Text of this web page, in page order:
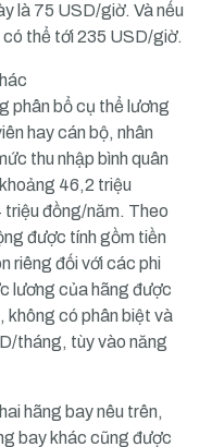
là 75 USD/giờ. Và nếu
có thể tới 235 USD/giờ.
phân bổ cụ thể lương
hay cán bộ, nhân
thu nhập bình quân
46,2 triệu
đồng/năm. Theo
được tính gồm tiền
riêng đối với các phi
lương của hãng được
không có phân biệt và
tháng, tùy vào năng
hãng bay nêu trên,
bay khác cũng được